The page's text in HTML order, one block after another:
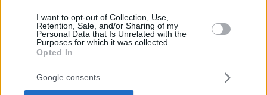
I want to opt-out of Collection, Use,
Retention, Sale, and/or Sharing of my
Personal Data that Is Unrelated with the
Purposes for which it was collected.
Opted In
Google consents
Northern Heights Candy